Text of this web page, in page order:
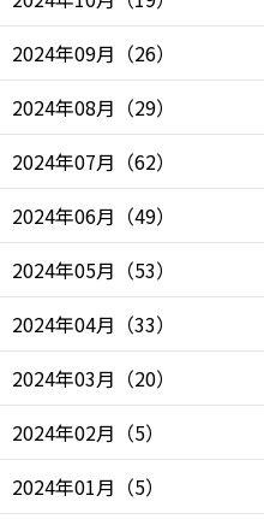
2024年09月 （26）
2024年08月 （29）
2024年07月 （62）
2024年06月 （49）
2024年05月 （53）
2024年04月 （33）
2024年03月 （20）
2024年02月 （5）
2024年01月 （5）